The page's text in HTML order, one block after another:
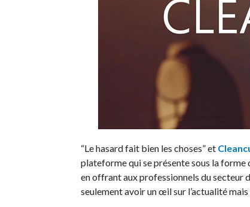
“Le hasard fait bien les choses” et
plateforme qui se présente sous la forme
en offrant aux professionnels du secteur
seulement avoir un œil sur l’actualité